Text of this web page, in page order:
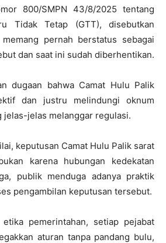
800/SMPN 43/8/2025 tentang
Tidak Tetap (GTT), disebutkan
pernah berstatus sebagai
dan saat ini sudah diberhentikan.
dugaan bahwa Camat Hulu Palik
dan justru melindungi oknum
jelas-jelas melanggar regulasi.
keputusan Camat Hulu Palik sarat
karena hubungan kedekatan
publik menduga adanya praktik
pengambilan keputusan tersebut.
pemerintahan, setiap pejabat
aturan tanpa pandang bulu,